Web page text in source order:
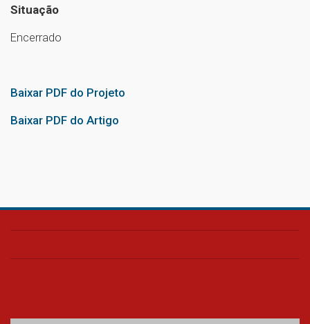
Situação
Encerrado
Baixar PDF do Projeto
Baixar PDF do Artigo